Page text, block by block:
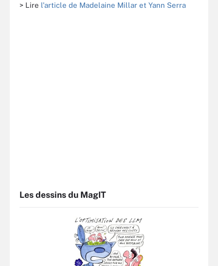
> Lire l'article de Madelaine Millar et Yann Serra
Les dessins du MagIT